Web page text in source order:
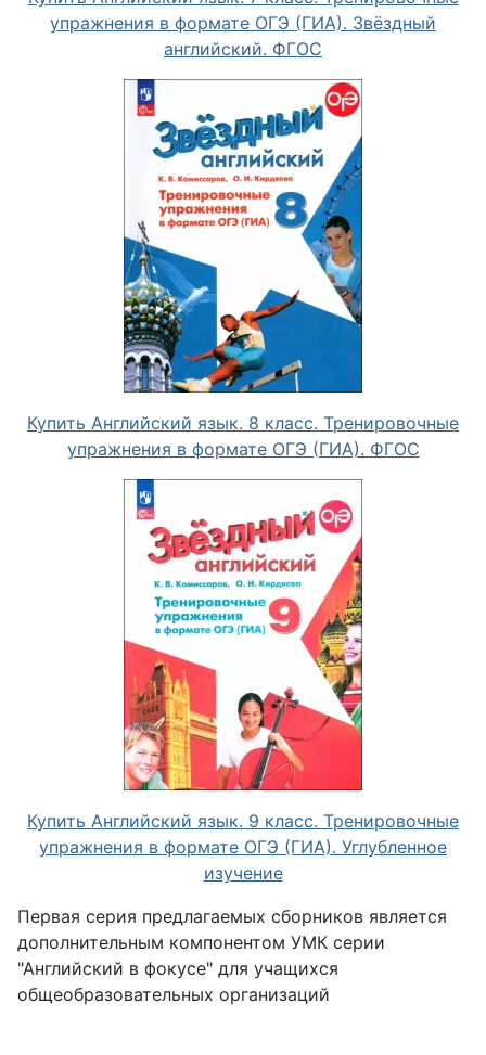
упражнения в формате ОГЭ (ГИА). Звёздный
английский. ФГОС
Купить Английский язык. 8 класс. Тренировочные
упражнения в формате ОГЭ (ГИА). ФГОС
Купить Английский язык. 9 класс. Тренировочные
упражнения в формате ОГЭ (ГИА). Углубленное
изучение
Первая серия предлагаемых сборников является
дополнительным компонентом УМК серии
"Английский в фокусе" для учащихся
общеобразовательных организаций